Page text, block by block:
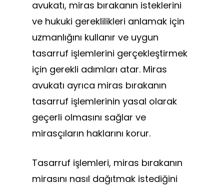
avukatı, miras bırakanın isteklerini
ve hukuki gereklilikleri anlamak için
uzmanlığını kullanır ve uygun
tasarruf işlemlerini gerçekleştirmek
için gerekli adımları atar. Miras
avukatı ayrıca miras bırakanın
tasarruf işlemlerinin yasal olarak
geçerli olmasını sağlar ve
mirasçıların haklarını korur.
Tasarruf işlemleri, miras bırakanın
mirasını nasıl dağıtmak istediğini